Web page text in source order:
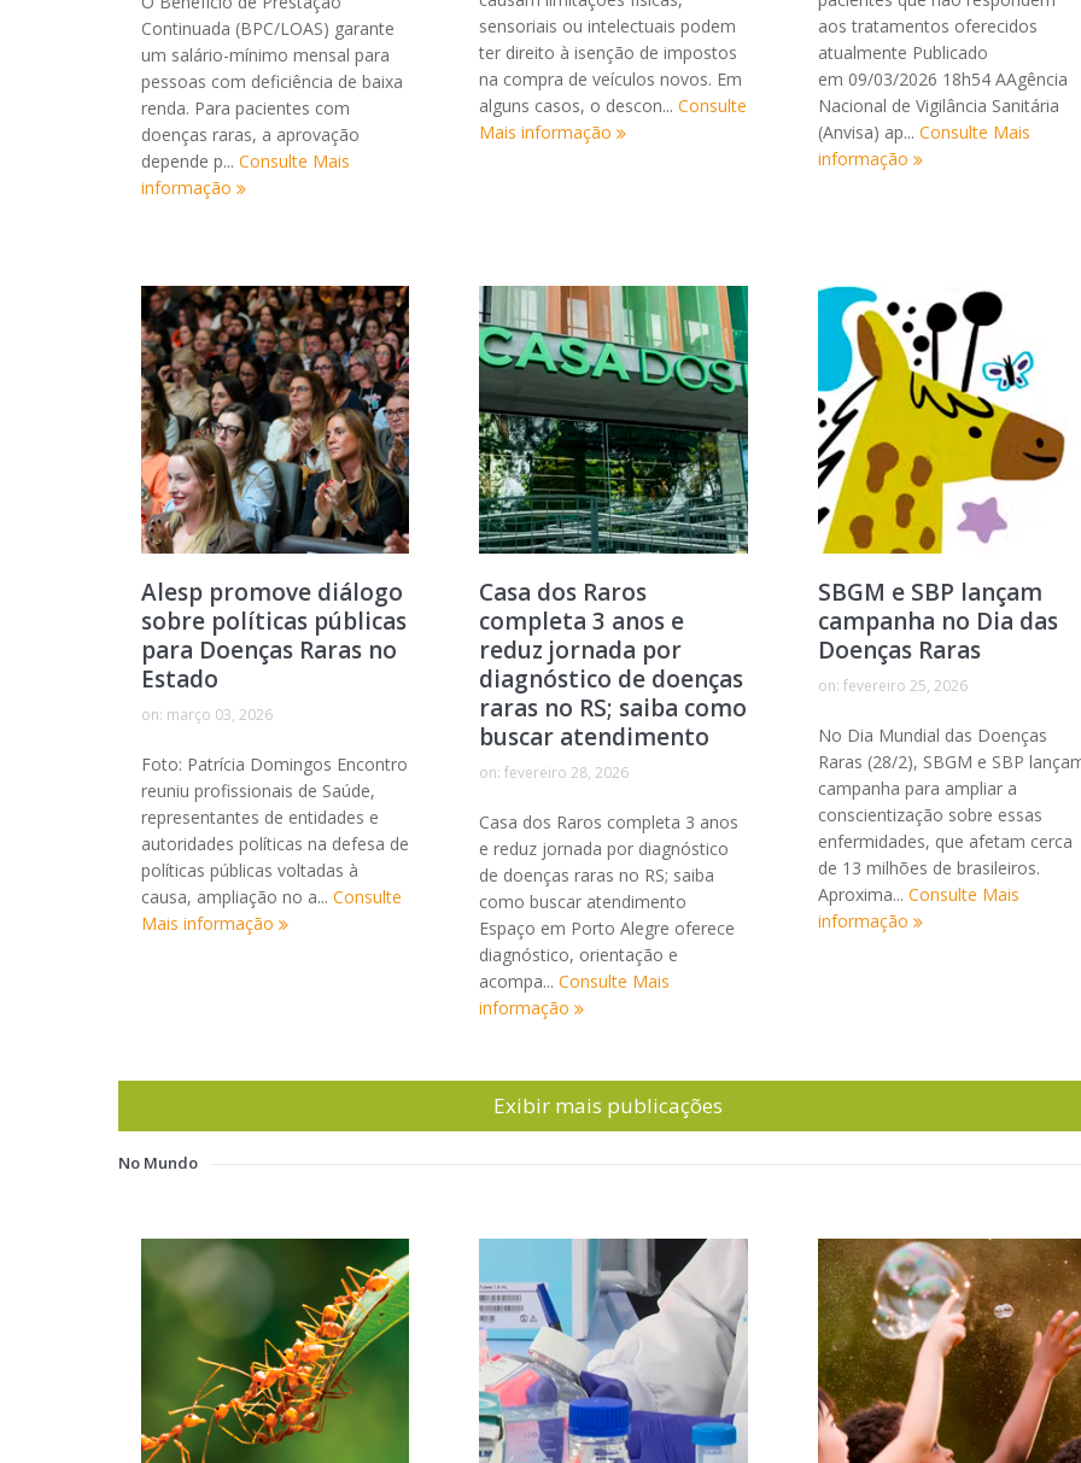
Continuada (BPC/LOAS) garante
um salário-mínimo mensal para
pessoas com deficiência de baixa
renda. Para pacientes com
doenças raras, a aprovação
depende p... Consulte Mais
informação
sensoriais ou intelectuais podem
ter direito à isenção de impostos
na compra de veículos novos. Em
alguns casos, o descon...Consulte
Mais informação
aos tratamentos oferecidos
atualmente Publicado
em 09/03/2026 18h54 AAgência
Nacional de Vigilância Sanitária
(Anvisa) ap... Consulte Mais
informação
Alesp promove diálogo
sobre políticas públicas
para Doenças Raras no
Estado
on: março 03, 2026
Foto: Patrícia Domingos Encontro
reuniu profissionais de Saúde,
representantes de entidades e
autoridades políticas na defesa de
políticas públicas voltadas à
causa, ampliação no a... Consulte
Mais informação
Casa dos Raros
completa 3 anos e
reduz jornada por
diagnóstico de doenças
raras no RS; saiba como
buscar atendimento
on:fevereiro 28, 2026
Casa dos Raros completa 3 anos
e reduz jornada por diagnóstico
de doenças raras no RS; saiba
como buscar atendimento
Espaço em Porto Alegre oferece
diagnóstico, orientação e
acompa...Consulte Mais
informação
SBGM e SBP lançam
campanha no Dia das
Doenças Raras
on: fevereiro 25, 2026
No Dia Mundial das Doenças
Raras (28/2), SBGM e SBP
campanha para ampliar a
conscientização sobre essas
enfermidades, que afetam cerca
de 13 milhões de brasileiros.
Aproxima... Consulte Mais
informação
Exibir mais publicações
No Mundo